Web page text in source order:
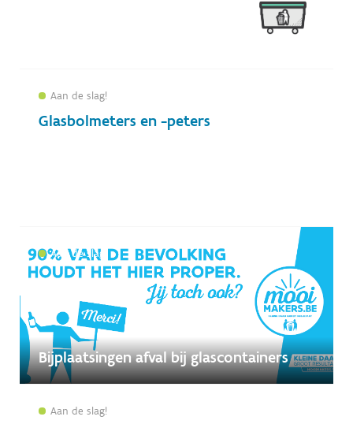
Glasbolmeters en -peters
Aan de slag!
Bijplaatsingen afval bij glascontainers
Aan de slag!
Aan de slag!
Praktijkvoorbeeld Wettekst
Toepassen